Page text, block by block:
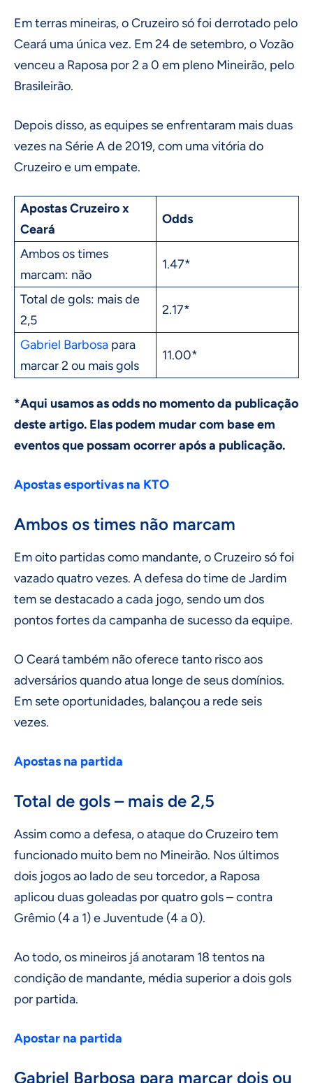
Em terras mineiras, o Cruzeiro só foi derrotado pelo
Ceará uma única vez. Em 24 de setembro, o Vozão
venceu a Raposa por 2 a 0 em pleno Mineirão, pelo
Brasileirão.
Depois disso, as equipes se enfrentaram mais duas
vezes na Série A de 2019, com uma vitória do
Cruzeiro e um empate.
Apostas Cruzeiro x
Ceará
Odds
Ambos os times
marcam: não
1.47*
Total de gols: mais de
2,5
2.17*
Gabriel Barbosa para
marcar 2 ou mais gols
11.00*
*Aqui usamos as odds no momento da publicação
deste artigo. Elas podem mudar com base em
eventos que possam ocorrer após a publicação.
Apostas esportivas na KTO
Ambos os times não marcam
Em oito partidas como mandante, o Cruzeiro só foi
vazado quatro vezes. A defesa do time de Jardim
tem se destacado a cada jogo, sendo um dos
pontos fortes da campanha de sucesso da equipe.
O Ceará também não oferece tanto risco aos
adversários quando atua longe de seus domínios.
Em sete oportunidades, balançou a rede seis
vezes.
Apostas na partida
Total de gols – mais de 2,5
Assim como a defesa, o ataque do Cruzeiro tem
funcionado muito bem no Mineirão. Nos últimos
dois jogos ao lado de seu torcedor, a Raposa
aplicou duas goleadas por quatro gols – contra
Grêmio (4 a 1) e Juventude (4 a 0).
Ao todo, os mineiros já anotaram 18 tentos na
condição de mandante, média superior a dois gols
por partida.
Apostar na partida
Gabriel Barbosa para marcar dois ou